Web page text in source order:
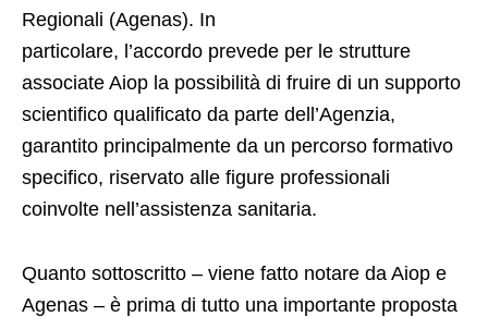
Regionali (Agenas). In
particolare, l’accordo prevede per le strutture
associate Aiop la possibilità di fruire di un supporto
scientifico qualificato da parte dell’Agenzia,
garantito principalmente da un percorso formativo
specifico, riservato alle figure professionali
coinvolte nell’assistenza sanitaria.
Quanto sottoscritto – viene fatto notare da Aiop e
Agenas – è prima di tutto una importante proposta